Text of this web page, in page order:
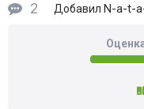
2 Добавил N-a-t-